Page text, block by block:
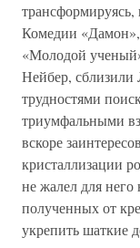
трансформируясь,
Комедии
«Молодой
Нейбер, сблизили
трудностями
триумфальными
вскоре
кристаллизации
не жалел для
полученных от
укрепить шаткие